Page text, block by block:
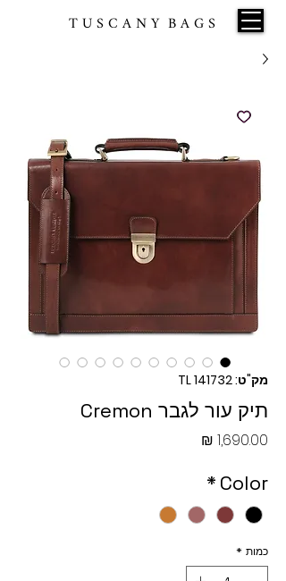
T U S C A N Y B A G S
מק"ט: TL 141732
תיק עור לגבר Cremon
Color
*
כמות *